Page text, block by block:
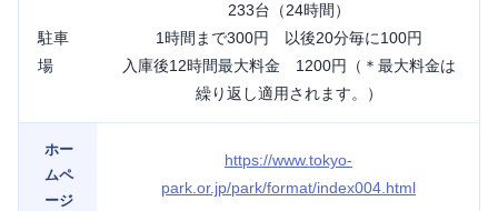
駐車
場
233台（24時間）
1時間まで300円 以後20分毎に100円
入庫後12時間最大料金 1200円（＊最大料金は
繰り返し適用されます。）
ホー
ムペ
ージ
https://www.tokyo-
park.or.jp/park/format/index004.html